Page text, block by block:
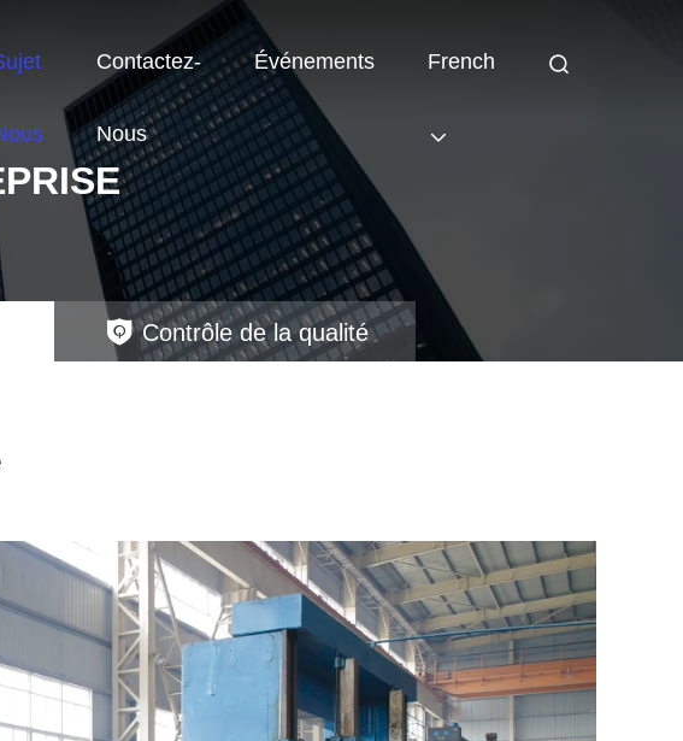
Contactez-
Nous
Événements French
Contrôle de la qualité